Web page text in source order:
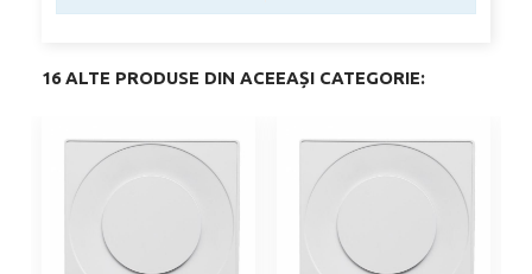
16 ALTE PRODUSE DIN ACEEAȘI CATEGORIE: